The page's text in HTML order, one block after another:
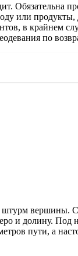
или
в крайнем
по
вершины.
и долину.
пути, а